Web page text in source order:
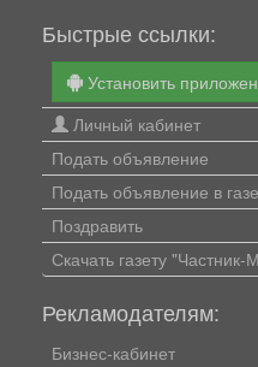
Быстрые ссылки:
Установить
Личный кабинет
Подать объявление
Подать объявление в
Поздравить
Скачать газету "Частник-
Рекламодателям:
Бизнес-кабинет